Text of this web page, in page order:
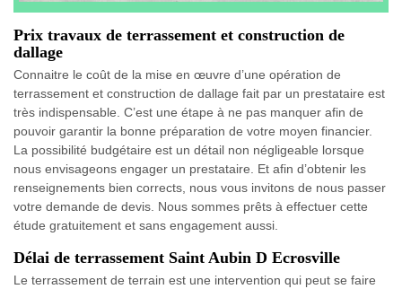
Prix travaux de terrassement et construction de
dallage
Connaitre le coût de la mise en œuvre d’une opération de
terrassement et construction de dallage fait par un prestataire est
très indispensable. C’est une étape à ne pas manquer afin de
pouvoir garantir la bonne préparation de votre moyen financier.
La possibilité budgétaire est un détail non négligeable lorsque
nous envisageons engager un prestataire. Et afin d’obtenir les
renseignements bien corrects, nous vous invitons de nous passer
votre demande de devis. Nous sommes prêts à effectuer cette
étude gratuitement et sans engagement aussi.
Délai de terrassement Saint Aubin D Ecrosville
Le terrassement de terrain est une intervention qui peut se faire